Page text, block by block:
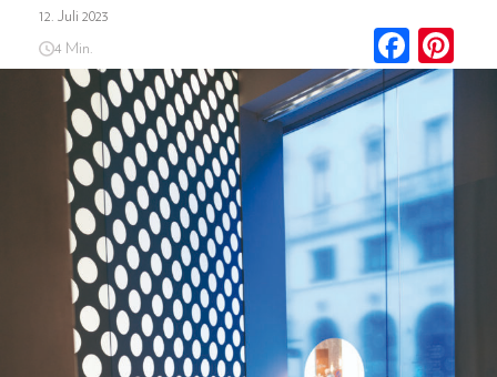
12. Juli 2023
4 Min.